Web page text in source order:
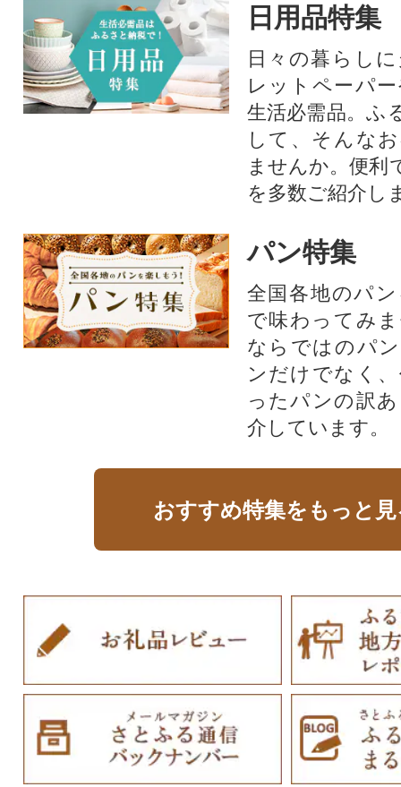
日用品特集
日々の暮らし
レットペーパ
生活必需品。ふ
して、そんな
ませんか。便利
を多数ご紹介し
パン特集
全国各地のパ
で味わってみ
ならではのパ
ンだけでなく
ったパンの訳
介しています。
おすすめ特集をもっと